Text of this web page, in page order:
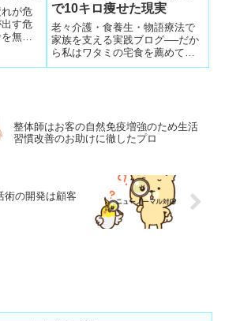
が危
す危
無視
で10キロ痩せた現実
老々介護・食養生・物語療法で
家族を支える実践ブログ──だか
ら私はワタミの宅食を薦めてい
ます**母が毎日「まずい」と訴え
から薄味...
整体師はお客の自然免疫増強のため生活
習慣改善のお助けに徹したプロ
術の開発は顧客